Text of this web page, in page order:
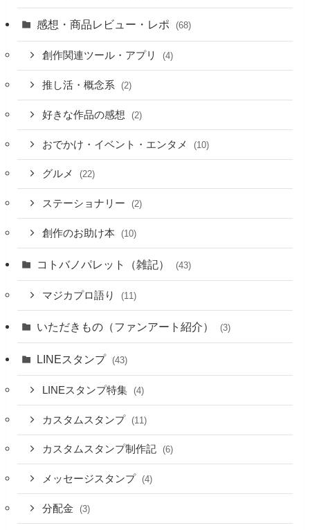
感想・商品レビュー・レポ (68)
創作関連ツール・アプリ (4)
推し活・概念系 (2)
好きな作品の感想 (2)
おでかけ・イベント・エンタメ (10)
グルメ (22)
ステーショナリー (2)
創作のお助け本 (10)
コトバノパレット（雑記） (43)
マジカプロ語り (11)
いただきもの（ファンアート紹介） (3)
LINEスタンプ (43)
LINEスタンプ特集 (4)
カスタムスタンプ (11)
カスタムスタンプ制作記 (6)
メッセージスタンプ (4)
分配金 (3)